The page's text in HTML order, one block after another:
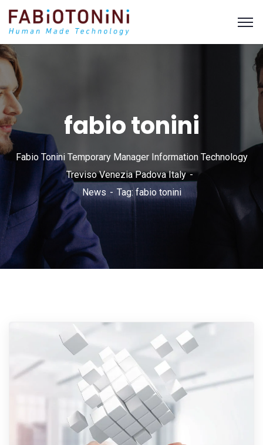
fabio tonini
Fabio Tonini Temporary Manager Information Technology
Treviso Venezia Padova Italy
News
Tag: fabio tonini